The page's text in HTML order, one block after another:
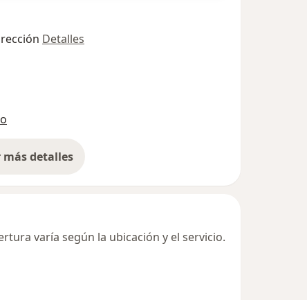
Detalles
detalles
sobre la dirección
varía según la ubicación y el servicio.